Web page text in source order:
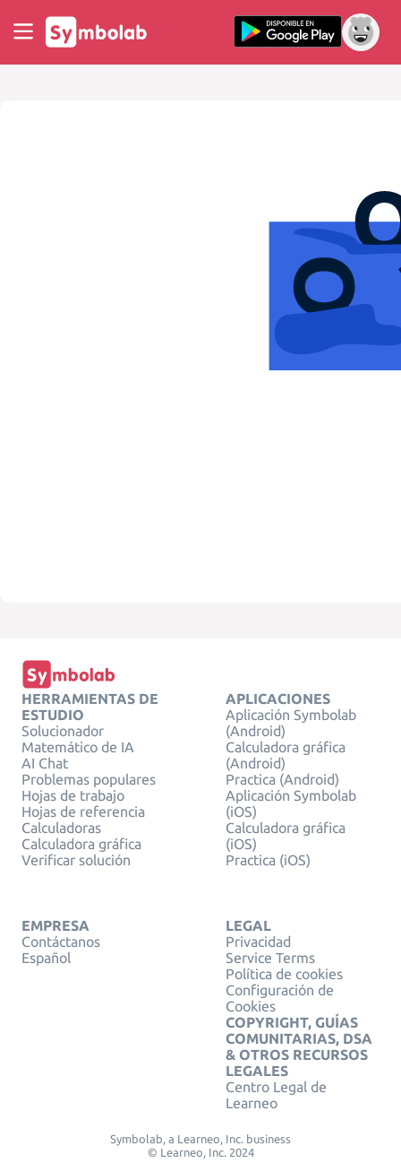
HERRAMIENTAS DE
ESTUDIO
Solucionador
Matemático de IA
AI Chat
Problemas populares
Hojas de trabajo
Hojas de referencia
Calculadoras
Calculadora gráfica
Verificar solución
APLICACIONES
Aplicación Symbolab
(Android)
Calculadora gráfica
(Android)
Practica (Android)
Aplicación Symbolab
(iOS)
Calculadora gráfica
(iOS)
Practica (iOS)
EMPRESA
Contáctanos
Español
LEGAL
Privacidad
Service Terms
Política de cookies
Configuración de
Cookies
COPYRIGHT, GUÍAS
COMUNITARIAS, DSA
& OTROS RECURSOS
LEGALES
Centro Legal de
Learneo
Symbolab, a Learneo, Inc. business
© Learneo, Inc. 2024